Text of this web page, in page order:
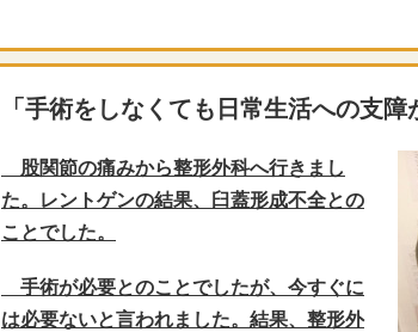
「手術をしなくても日常生活への支障
股関節の痛みから整形外科へ行きまし
た。レントゲンの結果、臼蓋形成不全との
ことでした。
手術が必要とのことでしたが、今すぐに
は必要ないと言われました。結果、整形外